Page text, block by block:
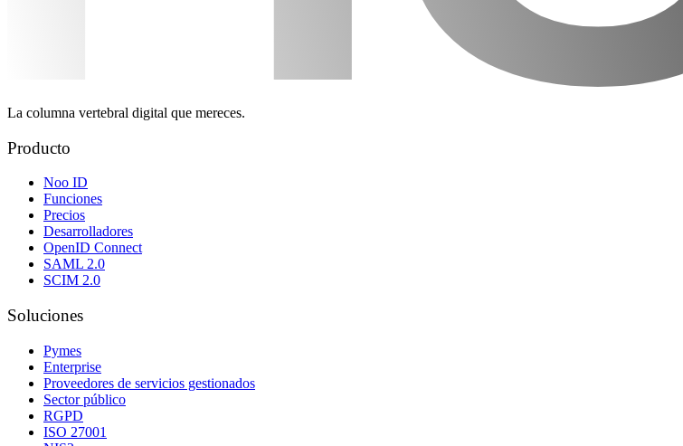
La columna vertebral digital que mereces.
Producto
Noo ID
Funciones
Precios
Desarrolladores
OpenID Connect
SAML 2.0
SCIM 2.0
Soluciones
Pymes
Enterprise
Proveedores de servicios gestionados
Sector público
RGPD
ISO 27001